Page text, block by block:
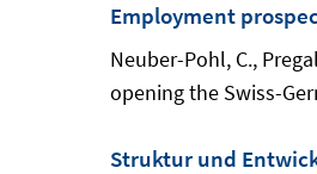
Employment
Neuber-Pohl, C.,
opening the Swiss-
Struktur und